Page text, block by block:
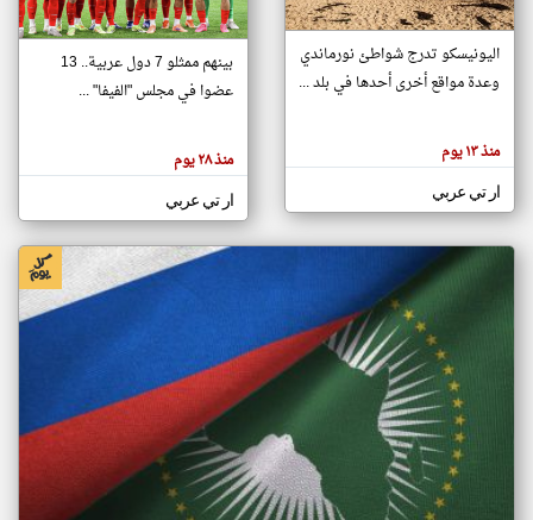
تغيير الدولة
اخبار جزر القمر على مدار الساعة
أهم اخبار جزر القمر العاجلة والمباشرة
هنا عن
وجهة
كاتبيها.
اليونيسكو تدرج شواطئ نورماندي
وعدة مواقع أخرى أحدها في بلد ...
منذ ١٣ يوم
ار تي عربي
بينهم ممثلو 7 دول عربية.. 13
عضوا في مجلس "الفيفا" ...
منذ ٢٨ يوم
ار تي عربي
klyoum.com